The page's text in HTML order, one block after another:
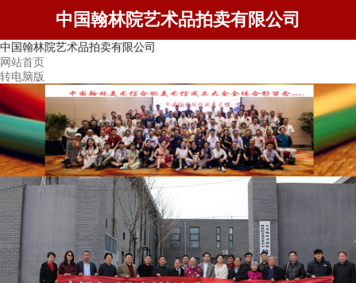
中国翰林院艺术品拍卖有限公司
中国翰林院艺术品拍卖有限公司
网站首页
转电脑版